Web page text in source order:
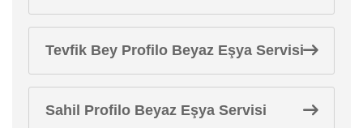
Tevfik Bey Profilo Beyaz Eşya Servisi
Sahil Profilo Beyaz Eşya Servisi